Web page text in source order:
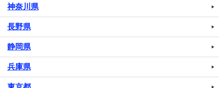
神奈川県
長野県
静岡県
兵庫県